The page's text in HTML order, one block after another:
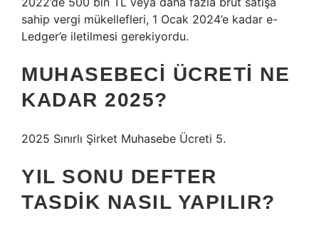
sahip vergi mükellefleri, 1 Ocak 2024’e kadar e-
Ledger’e iletilmesi gerekiyordu.
MUHASEBECI ÜCRETI NE
KADAR 2025?
2025 Sınırlı Şirket Muhasebe Ücreti 5.
YIL SONU DEFTER
TASDIK NASIL YAPILIR?